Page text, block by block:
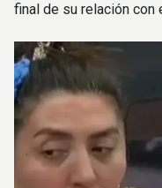
final de su relación con